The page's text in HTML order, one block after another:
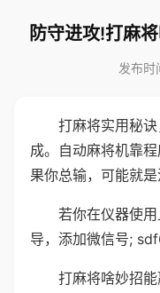
防守进攻!打麻
发布
打麻将实用秘
成。自动麻将机靠
果你总输，可能就是
若你在仪器使
导，添加微信号;
打麻将啥妙招